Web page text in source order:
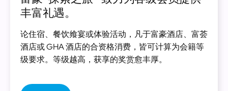
丰富礼遇。
论住宿、餐饮飨宴或体验活动，凡于富豪酒店、富荟
酒店或 GHA 酒店的合资格消费，皆可计算为会籍等
级要求。等级越高，获享的奖赏愈丰厚。